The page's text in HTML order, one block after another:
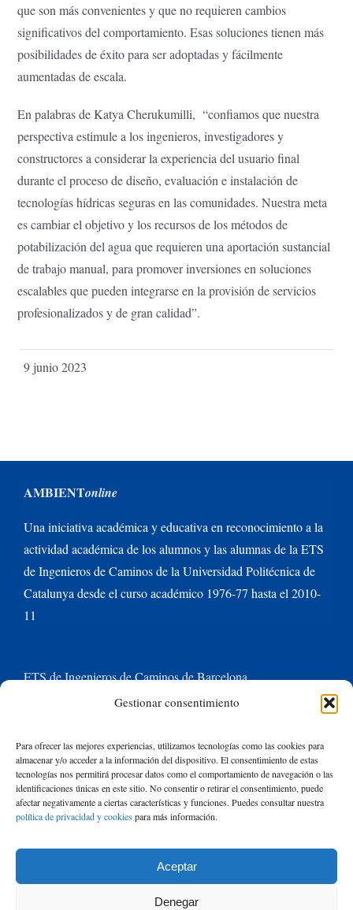
Gestionar consentimiento
Para ofrecer las mejores experiencias, utilizamos tecnologías como las cookies para
almacenar y/o acceder a la información del dispositivo. El consentimiento de estas
tecnologías nos permitirá procesar datos como el comportamiento de navegación o las
identificaciones únicas en este sitio. No consentir o retirar el consentimiento, puede
afectar negativamente a ciertas características y funciones. Puedes consultar nuestra
política de privacidad y cookiespara más información.
Aceptar
Denegar
que son más convenientes y que no requieren cambios
significativos del comportamiento. Esas soluciones tienen más
posibilidades de éxito para ser adoptadas y fácilmente
aumentadas de escala.
En palabras de Katya Cherukumilli, “confiamos que nuestra
perspectiva estimule a los ingenieros, investigadores y
constructores a considerar la experiencia del usuario final
durante el proceso de diseño, evaluación e instalación de
tecnologías hídricas seguras en las comunidades. Nuestra meta
es cambiar el objetivo y los recursos de los métodos de
potabilización del agua que requieren una aportación sustancial
de trabajo manual, para promover inversiones en soluciones
escalables que pueden integrarse en la provisión de servicios
profesionalizados y de gran calidad”.
9 junio 2023
AMBIENTonline
Una iniciativa académica y educativa en reconocimiento a la
actividad académica de los alumnos y las alumnas de la ETS
de Ingenieros de Caminos de la Universidad Politécnica de
Catalunya desde el curso académico 1976-77 hasta el 2010-
11
ETS de Ingenieros de Caminos de Barcelona
Universitat Politècnica de Catalunya BarcelonaTech
Contacte con nosotros
Buscar:
2026 de Rafael Mujeriego | Todos los derechos reservados